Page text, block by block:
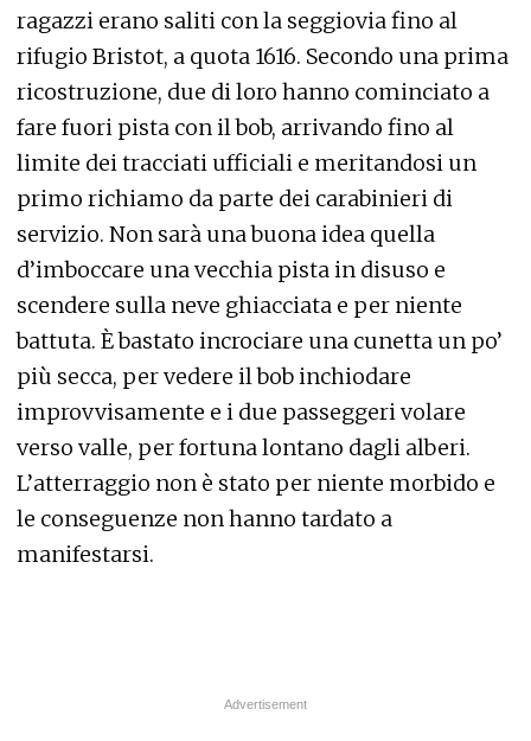
ragazzi erano saliti con la seggiovia fino al
rifugio Bristot, a quota 1616. Secondo una prima
ricostruzione, due di loro hanno cominciato a
fare fuori pista con il bob, arrivando fino al
limite dei tracciati ufficiali e meritandosi un
primo richiamo da parte dei carabinieri di
servizio. Non sarà una buona idea quella
d’imboccare una vecchia pista in disuso e
scendere sulla neve ghiacciata e per niente
battuta. È bastato incrociare una cunetta un po’
più secca, per vedere il bob inchiodare
improvvisamente e i due passeggeri volare
verso valle, per fortuna lontano dagli alberi.
L’atterraggio non è stato per niente morbido e
le conseguenze non hanno tardato a
manifestarsi.